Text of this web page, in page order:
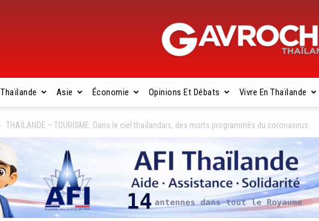
Gavroche
Thaïlande
Thaïlande Asie Économie Opinions Et Débats Vivre En Thaïlande
THAÏLANDE – TOURISME: Dans le ciel thaïlandais, des morts programmés du coronavirus